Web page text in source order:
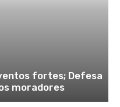
fortes; Defesa
moradores